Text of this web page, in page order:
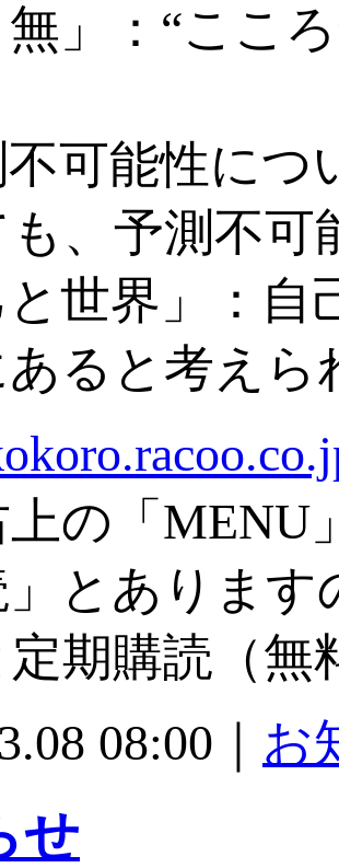
無」：“ここ
不可能性に
、予測不可
と世界」：
あると考えら
上の「MENU
とありま
期購読（無
08:00｜ お
せ